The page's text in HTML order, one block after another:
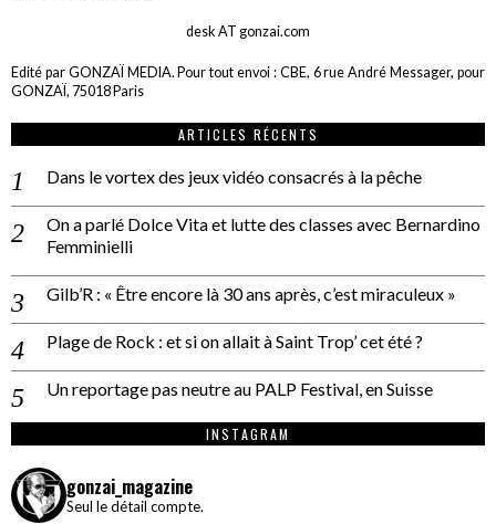
desk AT gonzai.com
Edité par GONZAÏ MEDIA. Pour tout envoi : CBE, 6 rue André Messager, pour
GONZAÏ, 75018 Paris
ARTICLES RÉCENTS
Dans le vortex des jeux vidéo consacrés à la pêche
On a parlé Dolce Vita et lutte des classes avec Bernardino
Femminielli
Gilb’R : « Être encore là 30 ans après, c’est miraculeux »
Plage de Rock : et si on allait à Saint Trop’ cet été ?
Un reportage pas neutre au PALP Festival, en Suisse
INSTAGRAM
gonzai_magazine
Seul le détail compte.